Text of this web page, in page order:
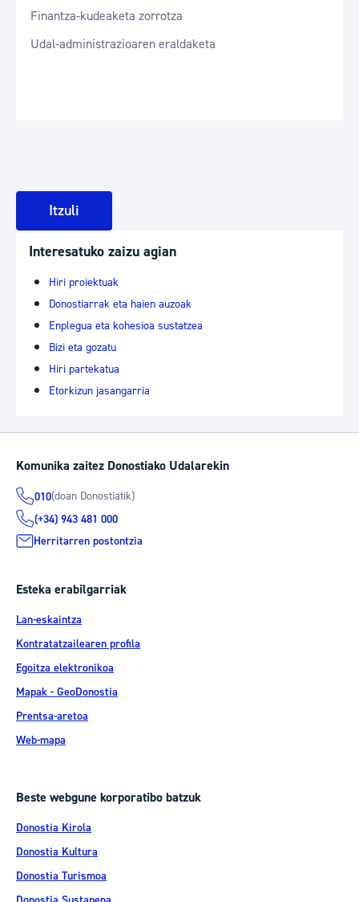
Finantza-kudeaketa zorrotza
Udal-administrazioaren eraldaketa
Itzuli
Interesatuko zaizu agian
Hiri proiektuak
Donostiarrak eta haien auzoak
Enplegua eta kohesioa sustatzea
Bizi eta gozatu
Hiri partekatua
Etorkizun jasangarria
Komunika zaitez Donostiako Udalarekin
010(doan Donostiatik)
(+34) 943 481 000
Herritarren postontzia
Esteka erabilgarriak
Lan-eskaintza
Kontratatzailearen profila
Egoitza elektronikoa
Mapak - GeoDonostia
Prentsa-aretoa
Web-mapa
Beste webgune korporatibo batzuk
Donostia Kirola
Donostia Kultura
Donostia Turismoa